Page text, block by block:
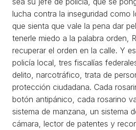
lucha contra la inseguridad como
que sienta que vale la pena dar
tenerle miedo a la palabra orden,
recuperar el orden en la calle. Y
policía local, tres fiscalías
delito, narcotráfico, trata de
protección ciudadana. Cada
botón antipánico, cada rosarino
sistema de manzana, un sistema
cámara, lector de patentes y